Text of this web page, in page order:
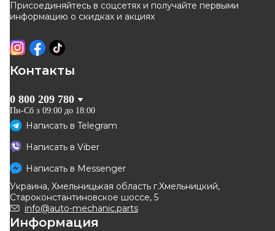
ОТСУТСТВУЕТ ОТСУТСТВУЕТ
Оригинал
NISSAN
Вал рулевой колонки
(кардан, нижняя часть)
Код: 48820-00Q0D
ОТСУТСТВУЕТ
Присоединяйтесь в соцсетях и получайте первыми
информацию о скидках и акциях
Контакты
0 800 209 780
Пн-Сб з 09:00 до 18:00
Написать в Telegram
Написать в Viber
Написать в Messenger
Украина, Хмельницькая область г.Хмельницкий,
Староконстантиновское шоссе, 5
info@auto-mechanic.parts
Информация